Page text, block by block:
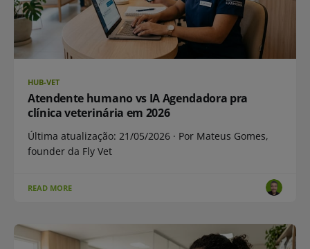
HUB-VET
Atendente humano vs IA Agendadora pra
clínica veterinária em 2026
Última atualização: 21/05/2026 · Por Mateus Gomes,
founder da Fly Vet
READ MORE